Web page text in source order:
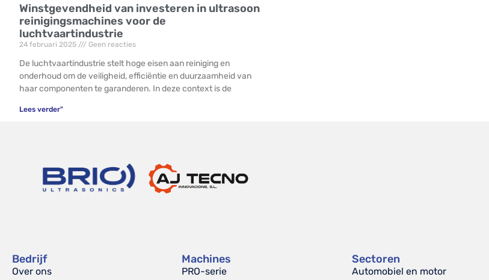
Winstgevendheid van investeren in ultrasoon
reinigingsmachines voor de
luchtvaartindustrie
24 februari 2025 Geen reacties
De luchtvaartindustrie stelt hoge eisen aan reiniging en
onderhoud om de veiligheid, efficiëntie en duurzaamheid van
haar componenten te garanderen. In deze context is de
Lees verder"
Bedrijf
Over ons
Machines
PRO-serie
Sectoren
Automobiel en motor